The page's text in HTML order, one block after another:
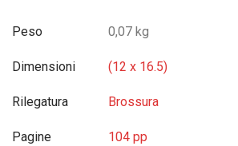
Peso 0,07 kg
Dimensioni (12 x 16.5)
Rilegatura Brossura
Pagine 104 pp